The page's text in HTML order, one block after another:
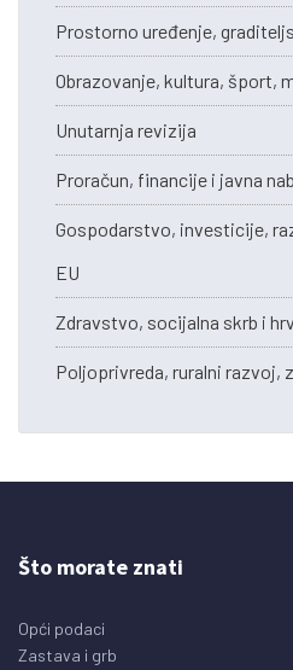
Prostorno uređenje,
Obrazovanje, kultura, šport,
Unutarnja revizija
Proračun, financije i javna
Gospodarstvo, investicije,
EU
Zdravstvo, socijalna skrb i
Poljoprivreda, ruralni razvoj,
Što morate znati
Opći podaci
Zastava i grb